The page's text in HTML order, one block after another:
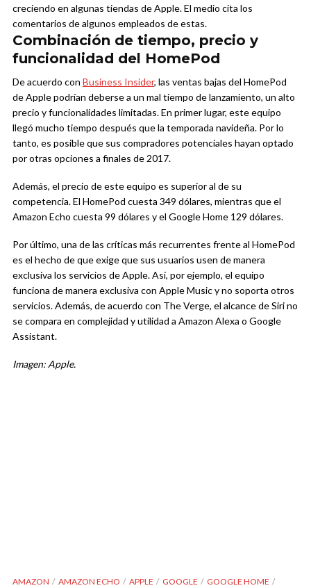
creciendo en algunas tiendas de Apple. El medio cita los
comentarios de algunos empleados de estas.
Combinación de tiempo, precio y
funcionalidad del HomePod
De acuerdo con Business Insider, las ventas bajas del HomePod
de Apple podrían deberse a un mal tiempo de lanzamiento, un alto
precio y funcionalidades limitadas. En primer lugar, este equipo
llegó mucho tiempo después que la temporada navideña. Por lo
tanto, es posible que sus compradores potenciales hayan optado
por otras opciones a finales de 2017.
Además, el precio de este equipo es superior al de su
competencia. El HomePod cuesta 349 dólares, mientras que el
Amazon Echo cuesta 99 dólares y el Google Home 129 dólares.
Por último, una de las críticas más recurrentes frente al HomePod
es el hecho de que exige que sus usuarios usen de manera
exclusiva los servicios de Apple. Así, por ejemplo, el equipo
funciona de manera exclusiva con Apple Music y no soporta otros
servicios. Además, de acuerdo con The Verge, el alcance de Siri no
se compara en complejidad y utilidad a Amazon Alexa o Google
Assistant.
Imagen: Apple.
AMAZON AMAZON ECHO APPLE GOOGLE
GOOGLE HOME